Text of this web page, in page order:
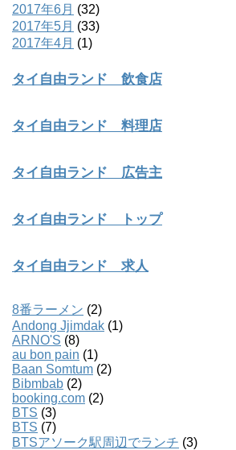
2017年6月 (32)
2017年5月 (33)
2017年4月 (1)
タイ自由ランド 飲食店
タイ自由ランド 料理店
タイ自由ランド 広告主
タイ自由ランド トップ
タイ自由ランド 求人
8番ラーメン (2)
Andong Jjimdak (1)
ARNO'S (8)
au bon pain (1)
Baan Somtum (2)
Bibmbab (2)
booking.com (2)
BTS (3)
BTS (7)
BTSアソーク駅周辺でランチ (3)